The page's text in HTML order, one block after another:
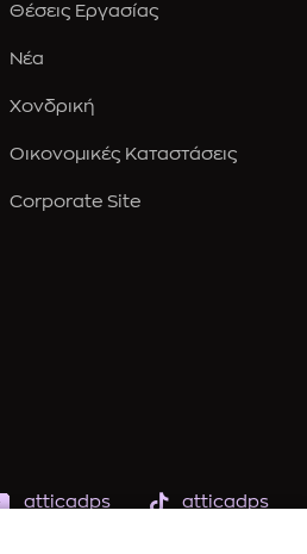
Θέσεις Εργασίας
Νέα
Χονδρική
Οικονομικές Καταστάσεις
Corporate Site
atticadps atticadps